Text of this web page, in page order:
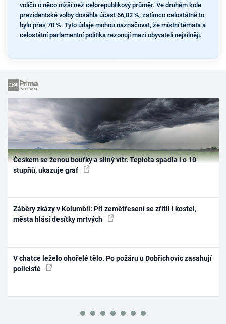
voličů o něco nižší než celorepublikový průměr. Ve druhém kole
prezidentské volby dosáhla účast 66,82 %, zatímco celostátně to
bylo přes 70 %. Tyto údaje mohou naznačovat, že místní témata a
celostátní parlamentní politika rezonují mezi obyvateli nejsilněji.
Českem se ženou bouřky a silný vítr. Teplota spadla i o 10
stupňů, ukazuje graf
Záběry zkázy v Kolumbii: Při zemětřesení se zřítil i kostel,
města hlásí desítky mrtvých
V chatce leželo ohořelé tělo. Po požáru u Dobřichovic zasahují
policisté